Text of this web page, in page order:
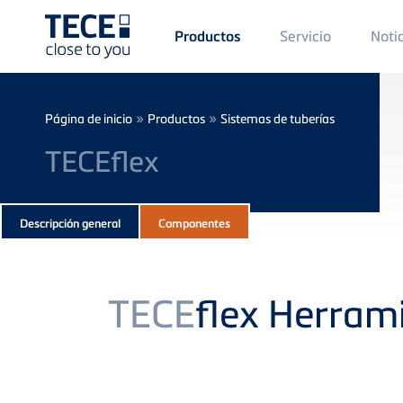
Main
Menü
1
Productos Servicio
Breadcrumb
Página de inicio » Productos » Sistemas de tuberías
TECEflex
Subnavigation
of
Descripción general Componentes
TECEflex